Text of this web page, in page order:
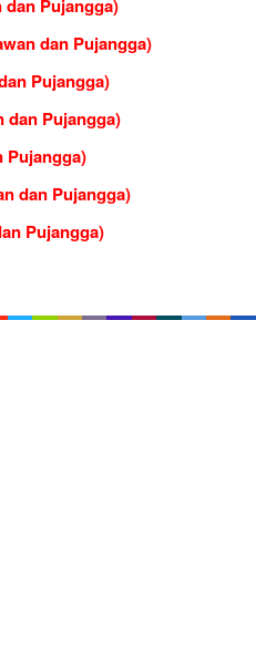
dan Pujangga)
dan Pujangga)
Pujangga)
dan Pujangga)
Pujangga)
dan Pujangga)
Pujangga)